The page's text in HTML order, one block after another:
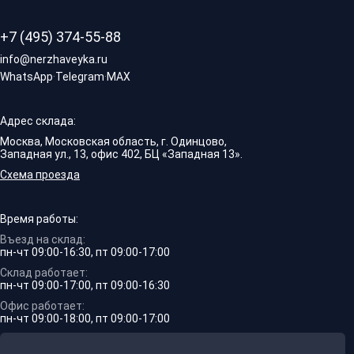
+7 (495) 374-55-88
info@nerzhaveyka.ru
WhatsApp·Telegram·MAX
Адрес склада:
Москва, Московская область, г. Одинцово,
Западная ул., 13, офис 402, БЦ «Западная 13».
Схема проезда
Время работы:
Въезд на склад:
пн-чт 09:00-16:30, пт 09:00-17:00
Склад работает:
пн-чт 09:00-17:00, пт 09:00-16:30
Офис работает:
пн-чт 09:00-18:00, пт 09:00-17:00